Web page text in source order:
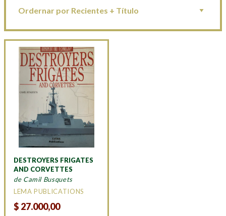
DESTROYERS FRIGATES
AND CORVETTES
de Camil Busquets
LEMA PUBLICATIONS
$ 27.000,00